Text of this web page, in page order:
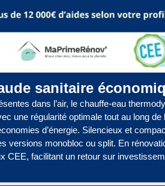
sanitaire
dans l’air, le chauffe-eau
une régularité optimale tout au long de
d’énergie. Silencieux et
versions monobloc ou split. En
CEE, facilitant un retour sur